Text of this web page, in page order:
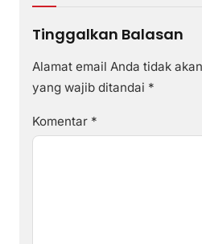
Tinggalkan Balasan
Alamat email Anda tidak
yang wajib ditandai *
Komentar *